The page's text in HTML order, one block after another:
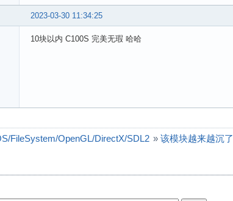
2023-03-30 11:34:25
10块以内 C100S 完美无瑕 哈哈
FileSystem/OpenGL/DirectX/SDL2 » 该模块越来越沉了